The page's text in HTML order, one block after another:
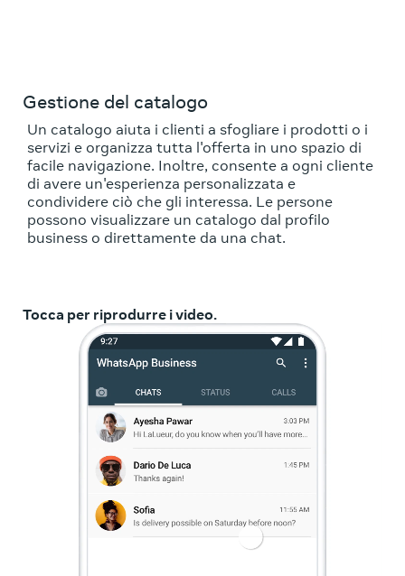
Gestione del catalogo
Un catalogo aiuta i clienti a sfogliare i prodotti o i
servizi e organizza tutta l'offerta in uno spazio di
facile navigazione. Inoltre, consente a ogni cliente
di avere un'esperienza personalizzata e
condividere ciò che gli interessa. Le persone
possono visualizzare un catalogo dal profilo
business o direttamente da una chat.
Tocca per riprodurre i video.